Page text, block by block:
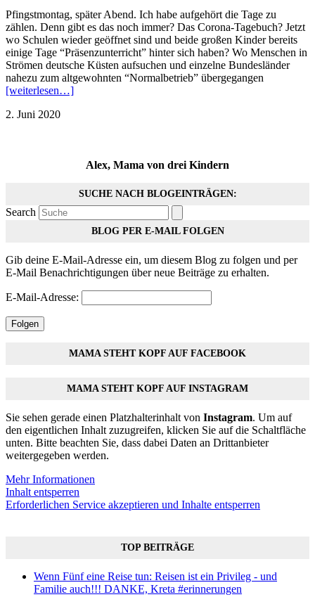
Pfingstmontag, später Abend. Ich habe aufgehört die Tage zu
zählen. Denn gibt es das noch immer? Das Corona-Tagebuch? Jetzt
wo Schulen wieder geöffnet sind und beide großen Kinder bereits
einige Tage “Präsenzunterricht” hinter sich haben? Wo Menschen in
Strömen deutsche Küsten aufsuchen und einzelne Bundesländer
nahezu zum altgewohnten “Normalbetrieb” übergegangen
[weiterlesen…]
2. Juni 2020
Alex, Mama von drei Kindern
SUCHE NACH BLOGEINTRÄGEN:
Search
BLOG PER E-MAIL FOLGEN
Gib deine E-Mail-Adresse ein, um diesem Blog zu folgen und per
E-Mail Benachrichtigungen über neue Beiträge zu erhalten.
E-Mail-Adresse:
Folgen
MAMA STEHT KOPF AUF FACEBOOK
MAMA STEHT KOPF AUF INSTAGRAM
Sie sehen gerade einen Platzhalterinhalt von Instagram. Um auf
den eigentlichen Inhalt zuzugreifen, klicken Sie auf die Schaltfläche
unten. Bitte beachten Sie, dass dabei Daten an Drittanbieter
weitergegeben werden.
Mehr Informationen
Inhalt entsperren
Erforderlichen Service akzeptieren und Inhalte entsperren
TOP BEITRÄGE
Wenn Fünf eine Reise tun: Reisen ist ein Privileg - und
Familie auch!!! DANKE, Kreta #erinnerungen